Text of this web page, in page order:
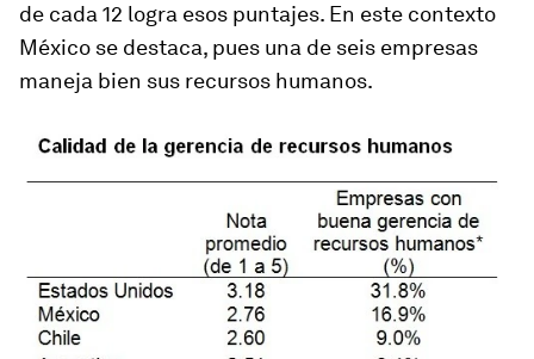
de cada 12 logra esos puntajes. En este contexto
México se destaca, pues una de seis empresas
maneja bien sus recursos humanos.